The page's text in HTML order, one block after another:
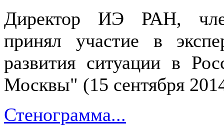
Директор ИЭ РАН,
принял участие в
развития ситуации в
Москвы" (15 сентября
Стенограмма...